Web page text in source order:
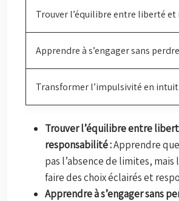
Trouver l’équilibre entre liberté
Apprendre à s’engager sans
Transformer l’impulsivité en
Trouver l’équilibre entre
responsabilité :Apprendre
pas l’absence de limites, mais
faire des choix éclairés et
Apprendre à s’engager sans